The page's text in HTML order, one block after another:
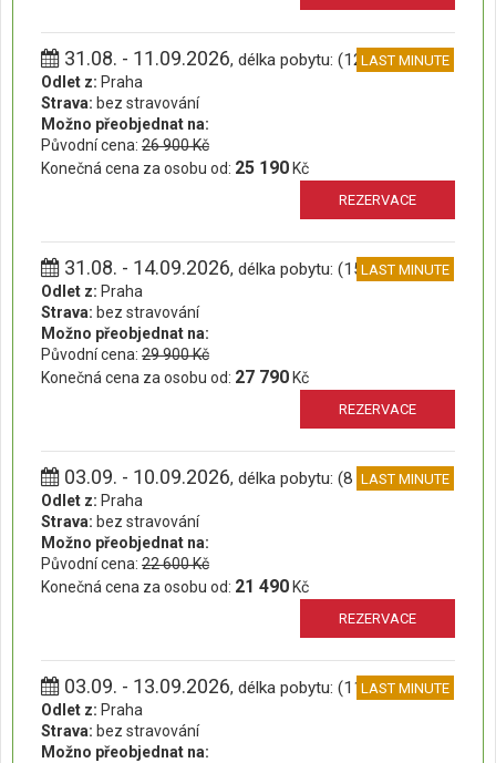
31.08. - 11.09.2026, délka pobytu: (12 dní)LAST MINUTE
Odlet z: Praha
Strava: bez stravování
Možno přeobjednat na:
Původní cena: 26 900 Kč
Konečná cena za osobu od: 25 190 Kč
REZERVACE
31.08. - 14.09.2026, délka pobytu: (15 dní)LAST MINUTE
Odlet z: Praha
Strava: bez stravování
Možno přeobjednat na:
Původní cena: 29 900 Kč
Konečná cena za osobu od: 27 790 Kč
REZERVACE
03.09. - 10.09.2026, délka pobytu: (8 dní)LAST MINUTE
Odlet z: Praha
Strava: bez stravování
Možno přeobjednat na:
Původní cena: 22 600 Kč
Konečná cena za osobu od: 21 490 Kč
REZERVACE
03.09. - 13.09.2026, délka pobytu: (11 dní)LAST MINUTE
Odlet z: Praha
Strava: bez stravování
Možno přeobjednat na: